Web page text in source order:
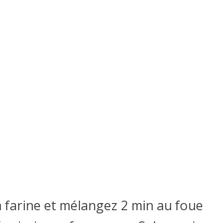
et mélangez 2 min au